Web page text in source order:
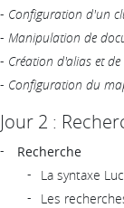
- Configuration d'un
- Manipulation de
- Création d'alias et
- Configuration du
Jour 2 :
Recherche
La syntaxe
Les